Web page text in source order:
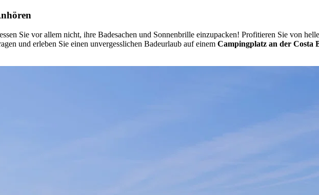
Sie vor allem nicht, ihre Badesachen und Sonnenbrille einzupacken! Profitieren Sie von
und erleben Sie einen unvergesslichen Badeurlaub auf einem Campingplatz an der Costa